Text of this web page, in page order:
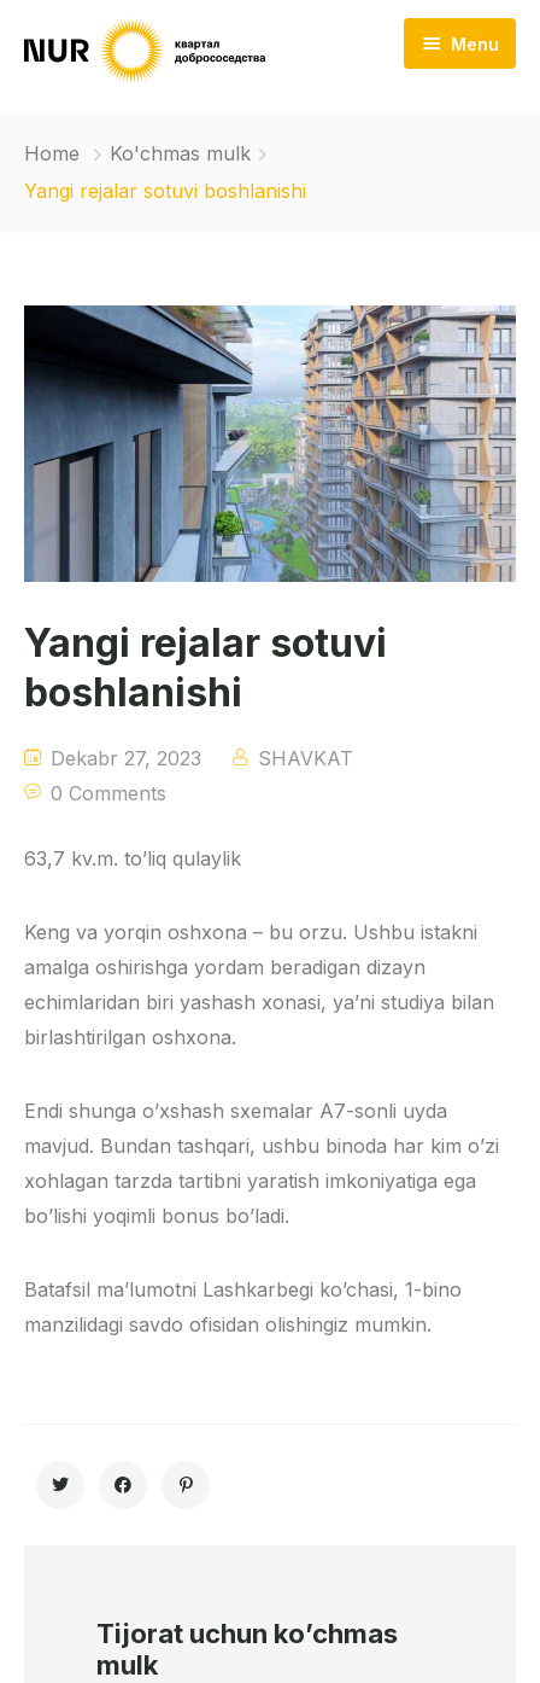
Menu
ЖК NUR
Kontaktlar
Русский
Home
Ko'chmas mulk
Yangi rejalar sotuvi boshlanishi
Yangi rejalar sotuvi
boshlanishi
Dekabr 27, 2023
SHAVKAT
0 Comments
63,7 kv.m. to’liq qulaylik
Keng va yorqin oshxona – bu orzu. Ushbu istakni
amalga oshirishga yordam beradigan dizayn
echimlaridan biri yashash xonasi, ya’ni studiya bilan
birlashtirilgan oshxona.
Endi shunga o’xshash sxemalar A7-sonli uyda
mavjud. Bundan tashqari, ushbu binoda har kim o’zi
xohlagan tarzda tartibni yaratish imkoniyatiga ega
bo’lishi yoqimli bonus bo’ladi.
Batafsil ma’lumotni Lashkarbegi ko’chasi, 1-bino
manzilidagi savdo ofisidan olishingiz mumkin.
Tijorat uchun ko’chmas
mulk